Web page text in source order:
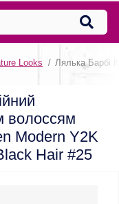
Looks Лялька Барбі
волоссям
Modern Y2K
Hair #25